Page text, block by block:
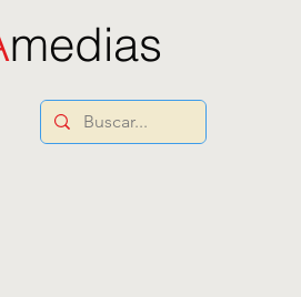
medias